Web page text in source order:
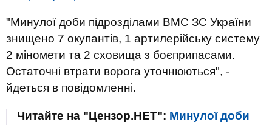
"Минулої доби підрозділами ВМС ЗС України
знищено 7 окупантів, 1 артилерійську систему
2 міномети та 2 сховища з боєприпасами.
Остаточні втрати ворога уточнюються", -
йдеться в повідомленні.
Читайте на "Цензор.НЕТ": Минулої доби